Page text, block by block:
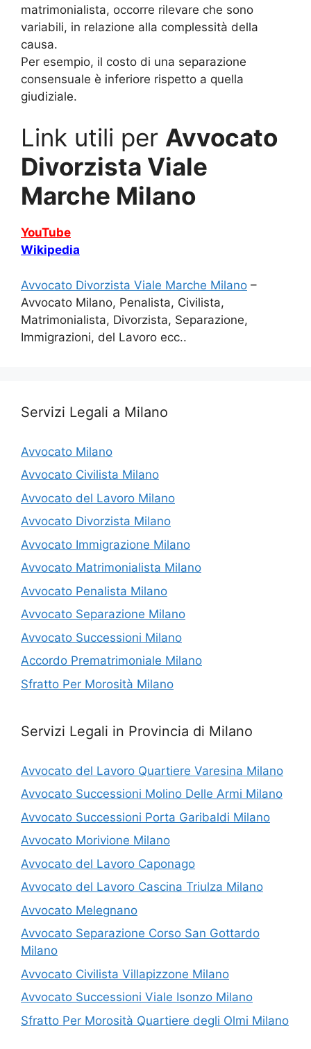
matrimonialista, occorre rilevare che sono
variabili, in relazione alla complessità della
causa.
Per esempio, il costo di una separazione
consensuale è inferiore rispetto a quella
giudiziale.
Link utili per Avvocato
Divorzista Viale
Marche Milano
YouTube
Wikipedia
Avvocato Divorzista Viale Marche Milano –
Avvocato Milano, Penalista, Civilista,
Matrimonialista, Divorzista, Separazione,
Immigrazioni, del Lavoro ecc..
Servizi Legali a Milano
Avvocato Milano
Avvocato Civilista Milano
Avvocato del Lavoro Milano
Avvocato Divorzista Milano
Avvocato Immigrazione Milano
Avvocato Matrimonialista Milano
Avvocato Penalista Milano
Avvocato Separazione Milano
Avvocato Successioni Milano
Accordo Prematrimoniale Milano
Sfratto Per Morosità Milano
Servizi Legali in Provincia di Milano
Avvocato del Lavoro Quartiere Varesina Milano
Avvocato Successioni Molino Delle Armi Milano
Avvocato Successioni Porta Garibaldi Milano
Avvocato Morivione Milano
Avvocato del Lavoro Caponago
Avvocato del Lavoro Cascina Triulza Milano
Avvocato Melegnano
Avvocato Separazione Corso San Gottardo
Milano
Avvocato Civilista Villapizzone Milano
Avvocato Successioni Viale Isonzo Milano
Sfratto Per Morosità Quartiere degli Olmi Milano